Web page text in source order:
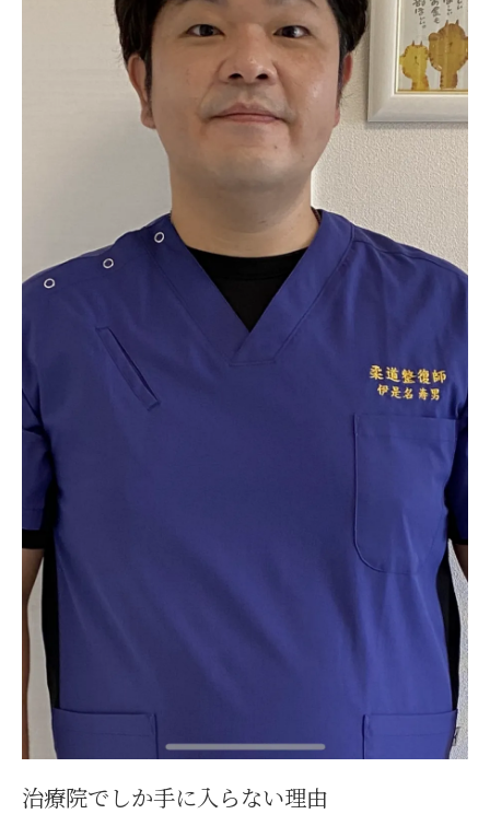
新たな健康習慣を500円で
忙しい日々に沖縄限定サプリメント初回500円
で手軽に栄養補給
忙しい日の栄養補給をサポートする
沖縄限定サプリメントの選び方
500円で簡単に栄養を補う
手軽にできる栄養補給の方法
忙しい生活を支えるサプリメントの役割
沖縄での健康的な生活習慣の始め方
治療院でしか手に入らない理由